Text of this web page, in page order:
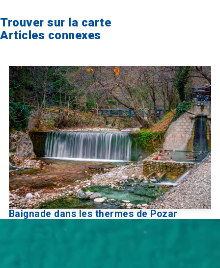
Trouver sur la carte
Articles connexes
Baignade dans les thermes de Pozar